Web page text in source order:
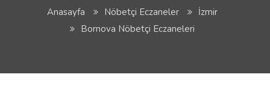
Anasayfa Nöbetçi Eczaneler
İzmir
Bornova Nöbetçi Eczaneleri